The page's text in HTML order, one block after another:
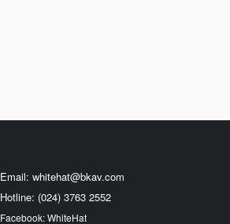
Email: whitehat@bkav.com
Hotline: (024) 3763 2552
Facebook: WhiteHat